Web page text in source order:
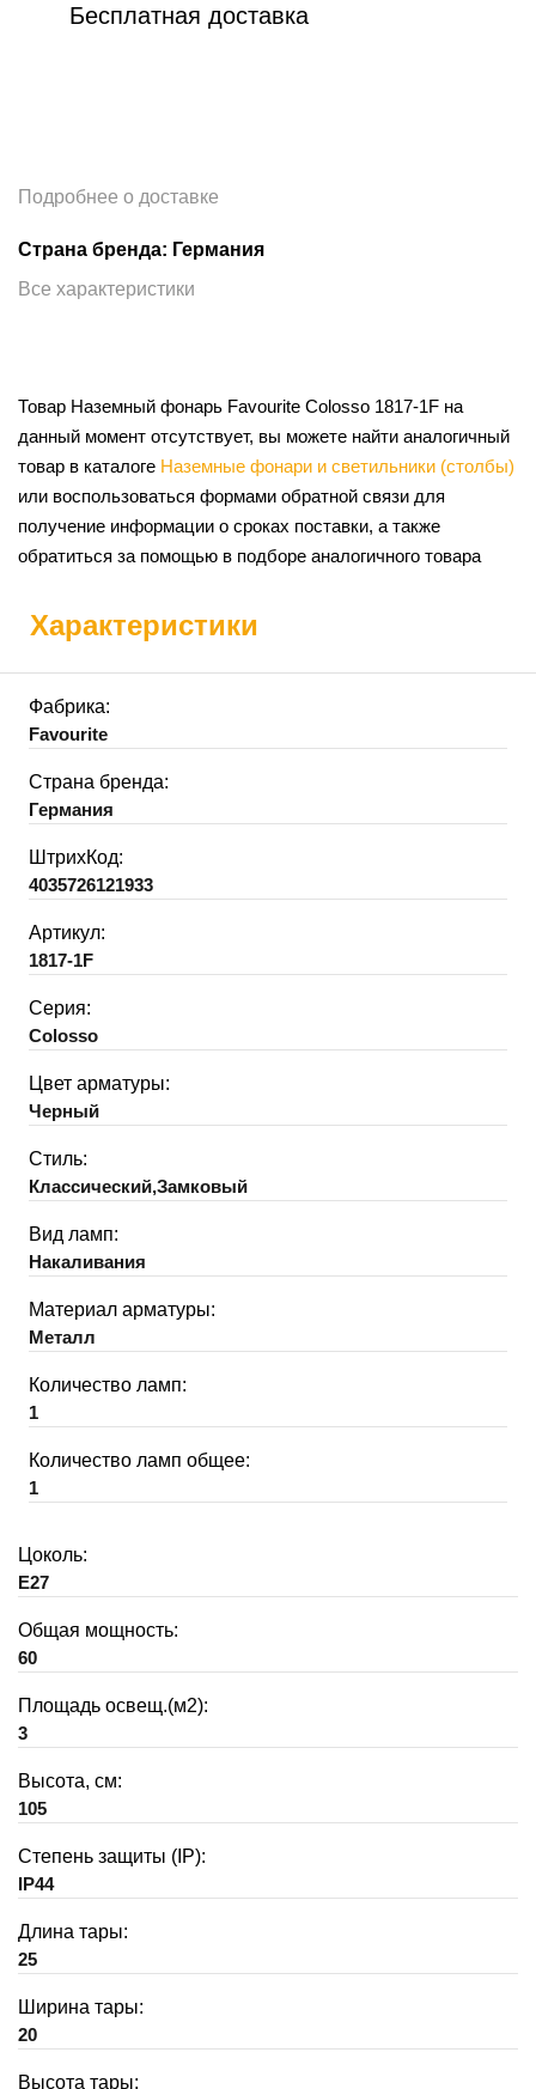
Бесплатная доставка
Подробнее о доставке
Страна бренда: Германия
Все характеристики
Товар Наземный фонарь Favourite Colosso 1817-1F на
данный момент отсутствует, вы можете найти аналогичный
товар в каталоге Наземные фонари и светильники (столбы)
или воспользоваться формами обратной связи для
получение информации о сроках поставки, а также
обратиться за помощью в подборе аналогичного товара
Характеристики
Фабрика:
Favourite
Страна бренда:
Германия
ШтрихКод:
4035726121933
Артикул:
1817-1F
Серия:
Colosso
Цвет арматуры:
Черный
Стиль:
Классический,Замковый
Вид ламп:
Накаливания
Материал арматуры:
Металл
Количество ламп:
1
Количество ламп общее:
1
Цоколь:
E27
Общая мощность:
60
Площадь освещ.(м2):
3
Высота, см:
105
Степень защиты (IP):
IP44
Длина тары:
25
Ширина тары:
20
Высота тары: